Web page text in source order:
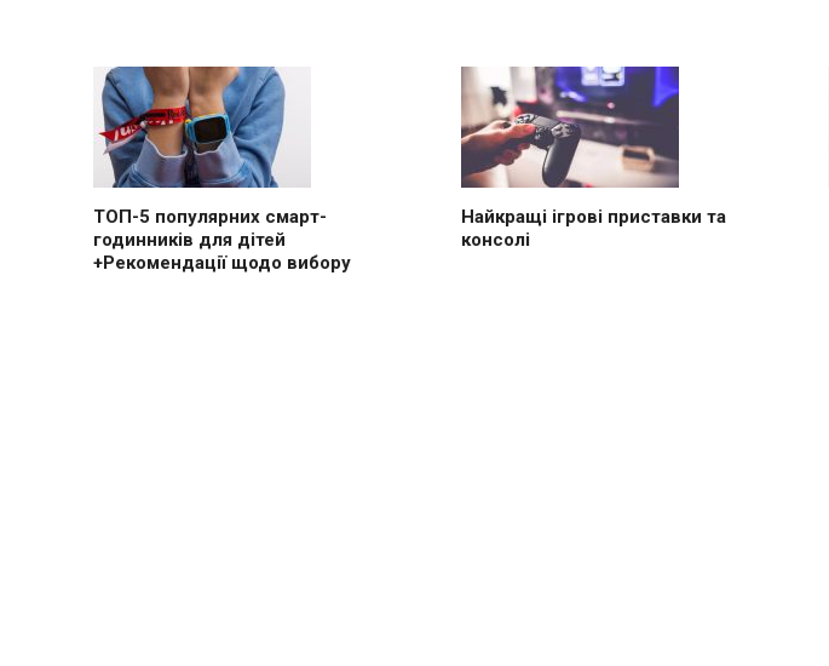
ТОП-5 популярних смарт-
годинників для дітей
+Рекомендації щодо вибору
Найкращі ігрові приставки та
консолі